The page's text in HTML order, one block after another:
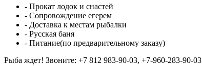
- Прокат лодок и снастей
- Сопровождение егерем
- Доставка к местам рыбалки
- Русская баня
- Питание(по предварительному заказу)
Рыба ждет! Звоните: +7 812 983-90-03, +7-960-283-90-03